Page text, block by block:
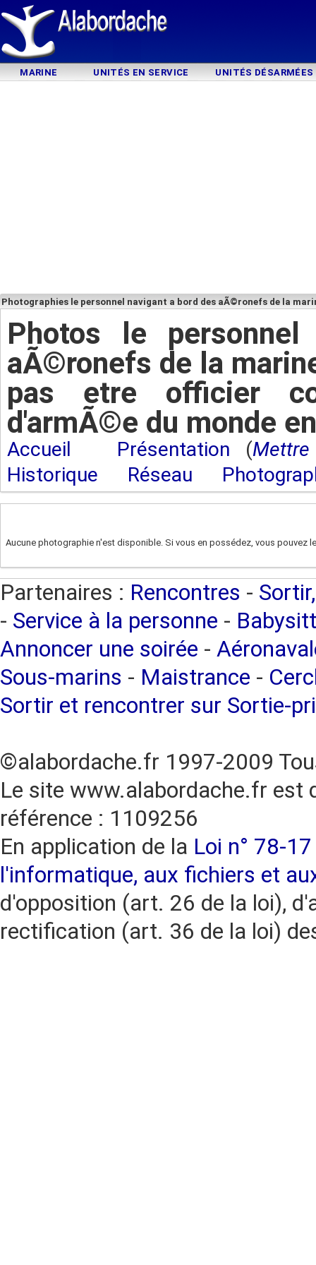
MARINE UNITÉS EN SERVICE UNITÉS DÉSARMÉES
Photographies le personnel navigant a bord des aÃ©ronefs de la
Photos le
aÃ©ronefs de la
pas etre officier
d'armÃ©e du monde
Accueil Présentation (
Historique
Réseau
Aucune photographie n'est disponible. Si vous en possédez, vous pouvez
Partenaires : Rencontres -
- Service à la personne -
Annoncer une soirée -
Sous-marins - Maistrance -
Sortir et rencontrer sur Sortie-
©alabordache.fr 1997-2009
Le site www.alabordache.fr est
référence : 1109256
En application de la Loi n° 78-
l'informatique, aux fichiers et
d'opposition (art. 26 de la loi),
rectification (art. 36 de la loi)